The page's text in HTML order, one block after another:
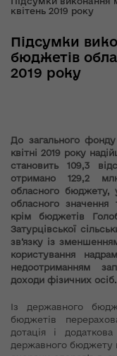
квітень 2019 року
Підсумки
бюджетів
2019 року
До загального
квітні 2019 року
становить 109,3
отримано 129,2
обласного бюджету,
обласного значення
крім бюджетів
Затурцівської
зв’язку із
користування
недоотриманням
доходи фізичних осіб.
Із державного
бюджетів
дотація і
державного бюджету